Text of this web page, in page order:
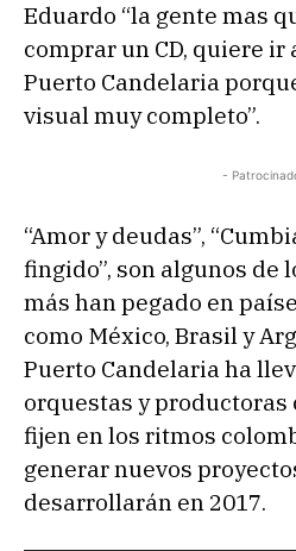
Eduardo “la gente mas
comprar un CD, quiere ir
Puerto Candelaria
visual muy completo”.
-
“Amor y deudas”,
fingido”, son algunos de
más han pegado en
como México, Brasil y
Puerto Candelaria ha
orquestas y productoras
fijen en los ritmos
generar nuevos
desarrollarán en 2017.